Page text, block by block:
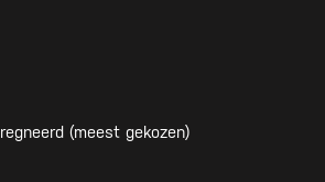
(meest gekozen)